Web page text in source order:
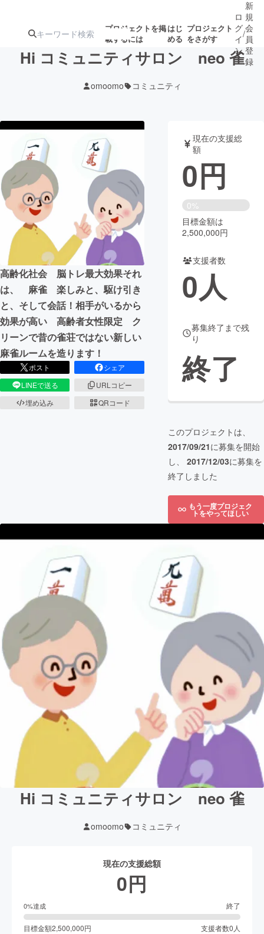
プロジェクトを掲
載するには
はじ
める
プロジェクト
をさがす
アート・写真
テクノロジー・ガジェット ゲーム・サ
映像・映画 書籍・雑誌
ビジネス・起業 チャレンジ
まちづくり・地域活性化
CAMPFIRE for Social Good
CAMPFIRE Creation
CAMPFIREふるさと納税machi-ya コミュニティ
ロ
グ
イ
ン
/
新
規
会
員
登
録
Hi コミュニティサロン neo 雀
omoomo コミュニティ
高齢化社会 脳トレ最大効果それ
は、 麻雀 楽しみと、駆け引き
と、そして会話！相手がいるから
効果が高い 高齢者女性限定 ク
リーンで昔の雀荘ではない新しい
麻雀ルームを造ります！
ポスト
シェア
LINEで送る
URLコピー
埋め込み
QRコード
現在の支援総
額
0円
0%
目標金額は
2,500,000円
支援者数
0人
募集終了まで残
り
終了
このプロジェクトは、
2017/09/21に募集を開始
し、 2017/12/03に募集を
終了しました
もう一度プロジェク
トをやってほしい
Hi コミュニティサロン neo 雀
omoomo コミュニティ
現在の支援総額
0円
0%達成 終了
目標金額2,500,000円 支援者数0 人